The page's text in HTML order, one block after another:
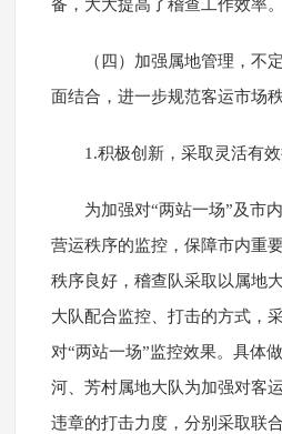
备，大大提高了稽查工作效率。
（四）加强属地管理，不
面结合，进一步规范客运市场秩
1.积极创新，采取灵活有
为加强对“两站一场”及市
营运秩序的监控，保障市内重
秩序良好，稽查队采取以属地
大队配合监控、打击的方式，
对“两站一场”监控效果。具体
河、芳村属地大队为加强对客
违章的打击力度，分别采取联